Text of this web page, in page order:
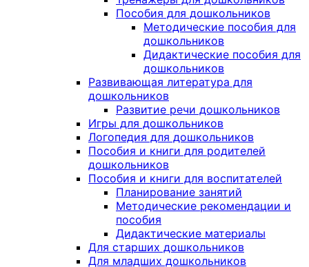
Пособия для дошкольников
Методические пособия для
дошкольников
Дидактические пособия для
дошкольников
Развивающая литература для
дошкольников
Развитие речи дошкольников
Игры для дошкольников
Логопедия для дошкольников
Пособия и книги для родителей
дошкольников
Пособия и книги для воспитателей
Планирование занятий
Методические рекомендации и
пособия
Дидактические материалы
Для старших дошкольников
Для младших дошкольников